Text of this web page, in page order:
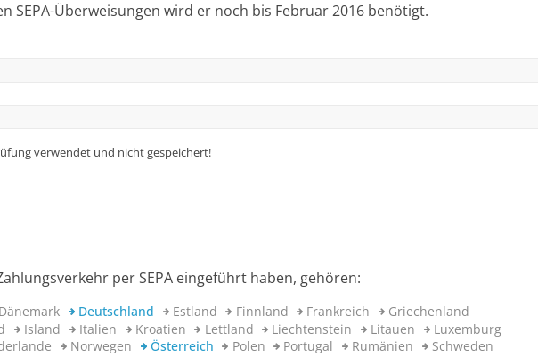
SEPA-Überweisungen wird er noch bis Februar 2016 benötigt.
verwendet und nicht gespeichert!
per SEPA eingeführt haben, gehören:
Dänemark Deutschland Estland Finnland Frankreich
Griechenland
Island Italien Kroatien Lettland Liechtenstein Litauen
Luxemburg
Norwegen Österreich Polen Portugal Rumänien
Schweden